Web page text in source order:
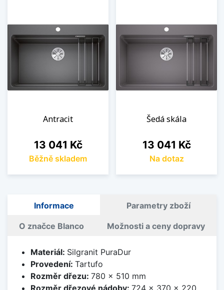
Antracit
Cena
13 041 Kč
Běžně skladem
Šedá skála
Cena
13 041 Kč
Na dotaz
Informace Parametry zboží
O značce Blanco Možnosti a ceny dopravy
Materiál: Silgranit PuraDur
Provedení: Tartufo
Rozměr dřezu: 780 x 510 mm
Rozměr dřezové nádoby: 724 x 370 x 220